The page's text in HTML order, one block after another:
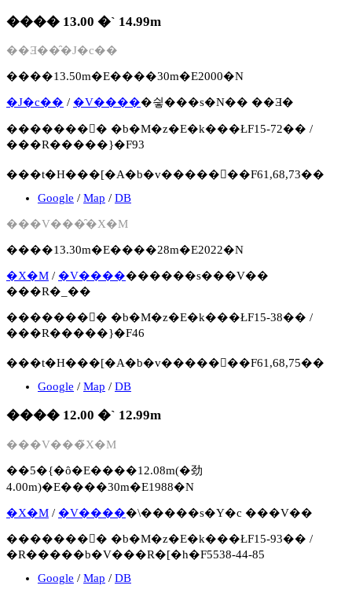
���� 13.00 �` 14.99m
��Ǝ��̑�J�c��
����13.50m�E����30m�E2000�N
�J�c�� / �V�����싛���s�N�� ��Ǝ�
�������񍐏� �b�M�z�E�k���ŁF15-72�� /
���R�����}�F93
���t�H���[�A�b�v�����񍐏��F61,68,73��
Google / Map / DB
���V���̑�X�M
����13.30m�E����28m�E2022�N
�X�M / �V����������s���V��
���R�_��
�������񍐏� �b�M�z�E�k���ŁF15-38�� /
���R�����}�F46
���t�H���[�A�b�v�����񍐏��F61,68,75��
Google / Map / DB
���� 12.00 �` 12.99m
���V���̃X�M
��5�{�ȏ�E����12.08m(�劲
4.00m)�E����30m�E1988�N
�X�M / �V�����\�����s�Y�c ���V��
�������񍐏� �b�M�z�E�k���ŁF15-93�� /
�R�����b�V���R�[�h�F5538-44-85
Google / Map / DB